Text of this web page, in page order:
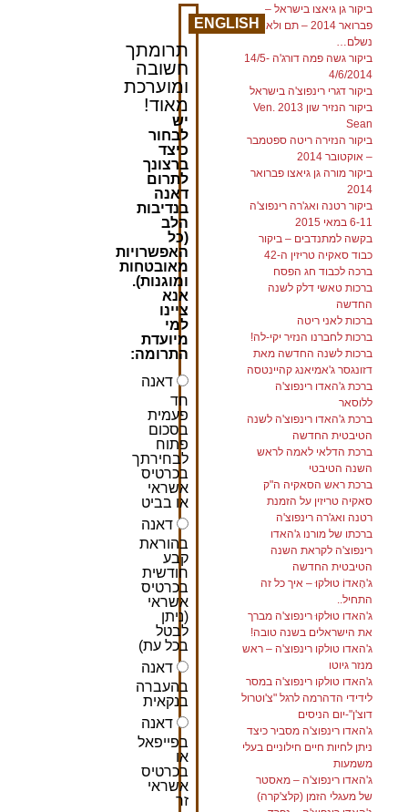
ביקור גן גיאצו בישראל –
פברואר 2014 – תם ולא
נשלם…
ביקור גשה פמה דורג'ה 14/5-
4/6/2014
ביקור דגרי רינפוצ'ה בישראל
ביקור הנזיר שון 2013 Ven.
Sean
ביקור הנזירה ריטה ספטמבר
– אוקטובר 2014
ביקור מורה גן גיאצו פברואר
2014
ביקור רטנה ואג'רה רינפוצ'ה
6-11 במאי 2015
בקשה למתנדבים – ביקור
כבוד סאקיה טריזין ה-42
ברכה לכבוד חג הפסח
ברכות טאשי דלק לשנה
החדשה
ברכות לאני ריטה
ברכות לחברנו הנזיר יקי-לה!
ברכות לשנה החדשה מאת
דזונגסר ג'אמיאנג קהיינטסה
ברכת ג'האדו רינפוצ'ה
ללוסאר
ברכת ג'האדו רינפוצ'ה לשנה
הטיבטית החדשה
ברכת הדלאי לאמה לראש
השנה הטיבטי
ברכת ראש הסאקיה ה"ק
סאקיה טריזין על הזמנת
רטנה ואג'רה רינפוצ'ה
ברכתו של מורנו ג'האדו
רינפוצ'ה לקראת השנה
הטיבטית החדשה
ג'הָאדוֹ טוּלקוּ – איך כל זה
התחיל..
ג'האדו טוּלקוּ רינפוצ'ה מברך
את הישראלים בשנה טובה!
ג'האדו טולקו רינפוצ'ה – ראש
מנזר גיוטו
ג'האדו טולקו רינפוצ'ה במסר
לידידי הדהרמה לרגל "צ'וטרול
דוצ'ן"-יום הניסים
ג'האדו רינפוצ'ה מסביר כיצד
ניתן לחיות חיים חילוניים בעלי
משמעות
ג'האדו רינפוצ'ה – מאסטר
של מעגלי הזמן (קלצ'קרה)
ENGLISH
תרומתך
חשובה
ומוערכת
מאוד!
יש
לבחור
כיצד
ברצונך
לתרום
דאנה
בנדיבות
הלב
(כל
האפשרויות
מאובטחות
ומוגנות).
אנא
ציינו
למי
מיועדת
התרומה:
דאנה
חד
פעמית
בסכום
פתוח
לבחירתך
בכרטיס
אשראי
או בביט
דאנה
בהוראת
קבע
חודשית
בכרטיס
אשראי
(ניתן
לבטל
בכל עת)
דאנה
בהעברה
בנקאית
דאנה
בפייפאל
או
בכרטיס
אשראי
זר